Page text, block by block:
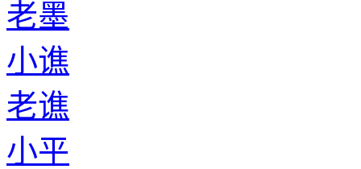
老墨
小谯
老谯
小平